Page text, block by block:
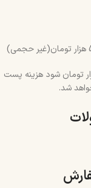
جمع سبد خرید شما بالای 2 میلیون و 500 هزار تومان شود هزینه پست
شد.